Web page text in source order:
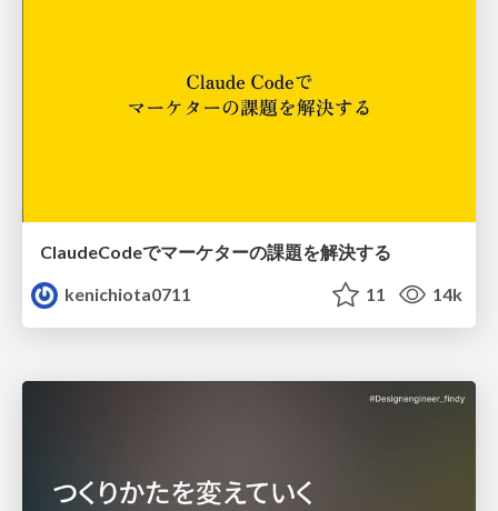
ClaudeCodeでマーケターの課題を解決する
kenichiota0711
11 14k